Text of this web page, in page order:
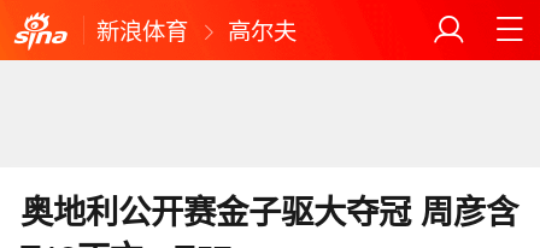
新浪体育 高尔夫
奥地利公开赛金子驱大夺冠 周彦含